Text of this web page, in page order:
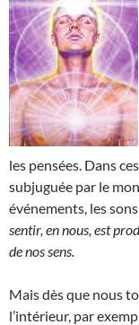
les pensées. Dans
subjuguée par le
événements, les
sentir, en nous, est
de nos sens.
Mais dès que nous
l’intérieur, par